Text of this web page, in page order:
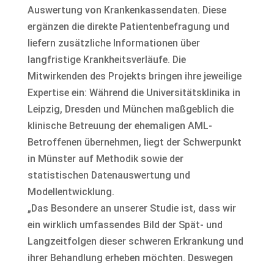
Auswertung von Krankenkassendaten. Diese
ergänzen die direkte Patientenbefragung und
liefern zusätzliche Informationen über
langfristige Krankheitsverläufe. Die
Mitwirkenden des Projekts bringen ihre jeweilige
Expertise ein: Während die Universitätsklinika in
Leipzig, Dresden und München maßgeblich die
klinische Betreuung der ehemaligen AML-
Betroffenen übernehmen, liegt der Schwerpunkt
in Münster auf Methodik sowie der
statistischen Datenauswertung und
Modellentwicklung.
„Das Besondere an unserer Studie ist, dass wir
ein wirklich umfassendes Bild der Spät- und
Langzeitfolgen dieser schweren Erkrankung und
ihrer Behandlung erheben möchten. Deswegen